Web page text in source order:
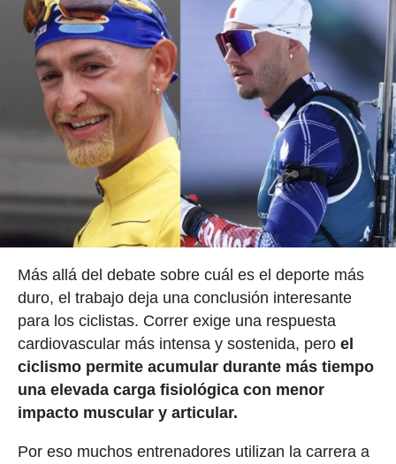
Más allá del debate sobre cuál es el deporte más
duro, el trabajo deja una conclusión interesante
para los ciclistas. Correr exige una respuesta
cardiovascular más intensa y sostenida, peroel
ciclismo permite acumular durante más tiempo
una elevada carga fisiológica con menor
impacto muscular y articular.
Por eso muchos entrenadores utilizan la carrera a